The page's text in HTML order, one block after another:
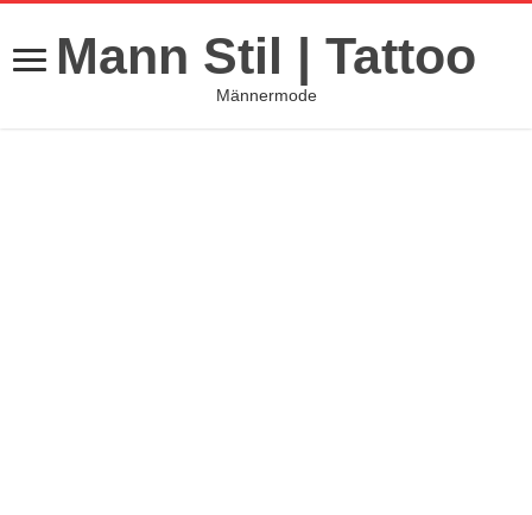
Mann Stil | Tattoo
Männermode